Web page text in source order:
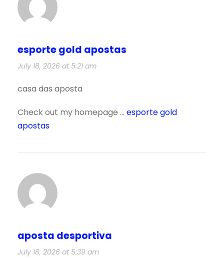
esporte gold apostas
July 18, 2026 at 5:21 am
casa das aposta
Check out my homepage … esporte gold
apostas
aposta desportiva
July 18, 2026 at 5:39 am